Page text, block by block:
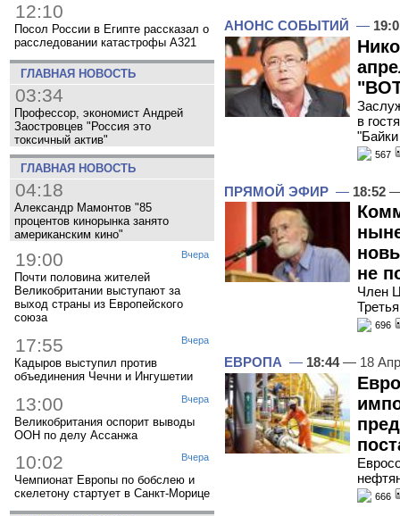
12:10
Посол России в Египте рассказал о
расследовании катастрофы A321
ГЛАВНАЯ НОВОСТЬ
03:34
Профессор, экономист Андрей
Заостровцев "Россия это
токсичный актив"
ГЛАВНАЯ НОВОСТЬ
04:18
Александр Мамонтов "85
процентов кинорынка занято
американским кино"
Вчера
19:00
Почти половина жителей
Великобритании выступают за
выход страны из Европейского
союза
Вчера
17:55
Кадыров выступил против
объединения Чечни и Ингушетии
Вчера
13:00
Великобритания оспорит выводы
ООН по делу Ассанжа
Вчера
10:02
Чемпионат Европы по бобслею и
скелетону стартует в Санкт-Морице
АНОНС СОБЫТИЙ —
в
567
ПРЯМОЙ ЭФИР — 18:52 —
не
Член
696
ЕВРОПА — 18:44— 18
666